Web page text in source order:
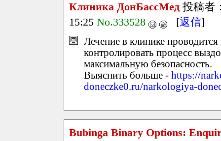
Клиника ДонБассМед 投稿者
15:25 No.333528 [返信]
Лечение в клинике
контролировать процесс
максимальную безопасность.
Выяснить больше - https://
doneczke0.ru/narkologiya-
Bubinga Binary Options: